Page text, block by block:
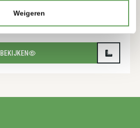
Weigeren
175-175MM
BEKIJKEN